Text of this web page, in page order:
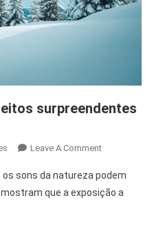
surpreendentes
Leave A CommentOn
Da
Natureza:
sons da natureza podem
que a exposição a